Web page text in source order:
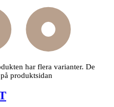
har flera varianter. De
produktsidan